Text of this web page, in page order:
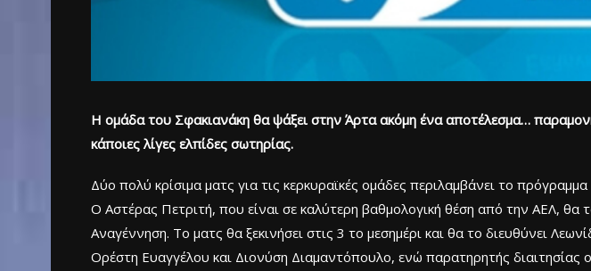
Η ομάδα του Σφακιανάκη θα ψάξει στην Άρτα ακόμη ένα αποτέλεσμα…
κάποιες λίγες ελπίδες σωτηρίας.
Δύο πολύ κρίσιμα ματς για τις κερκυραϊκές ομάδες περιλαμβάνει το
Ο Αστέρας Πετριτή, που είναι σε καλύτερη βαθμολογική θέση από την ΑΕΛ, θα
Αναγέννηση. Το ματς θα ξεκινήσει στις 3 το μεσημέρι και θα το διευθύνει
Ορέστη Ευαγγέλου και Διονύση Διαμαντόπουλο, ενώ παρατηρητής